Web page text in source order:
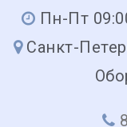
Пн-Пт
Санкт-